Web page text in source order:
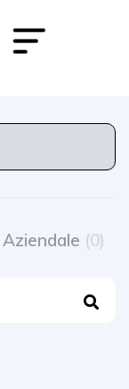
Aziendale (0)